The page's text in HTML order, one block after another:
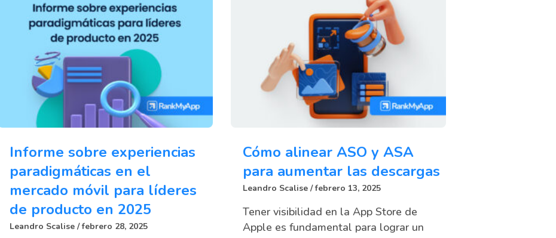
Informe sobre experiencias
paradigmáticas en el
mercado móvil para líderes
de producto en 2025
Leandro Scalise febrero 28, 2025
Cómo alinear ASO y ASA
para aumentar las descargas
Leandro Scalise febrero 13, 2025
Tener visibilidad en la App Store de
Apple es fundamental para lograr un